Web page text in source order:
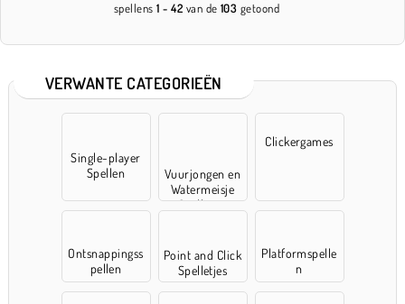
spellens1 - 42 van de 103 getoond
VERWANTE CATEGORIEËN
Single-player
Spellen
Vuurjongen en
Watermeisje
Spelletjes
Clickergames
Ontsnappingss
pellen
Point and Click
Spelletjes
Platformspelle
n